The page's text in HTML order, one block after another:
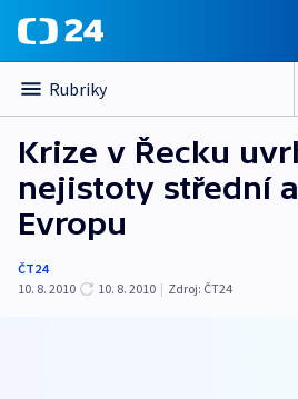
Rubriky
Krize v Řecku
nejistoty střední
Evropu
ČT24
10. 8. 2010
10. 8. 2010 | Zdroj: ČT24